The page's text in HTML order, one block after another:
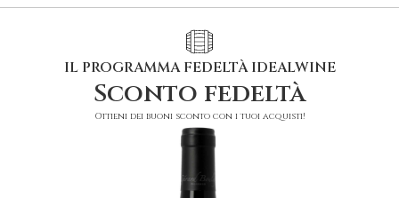
IL PROGRAMMA FEDELTÀ IDEALWINE
Sconto fedeltà
Ottieni dei buoni sconto con i tuoi acquisti!